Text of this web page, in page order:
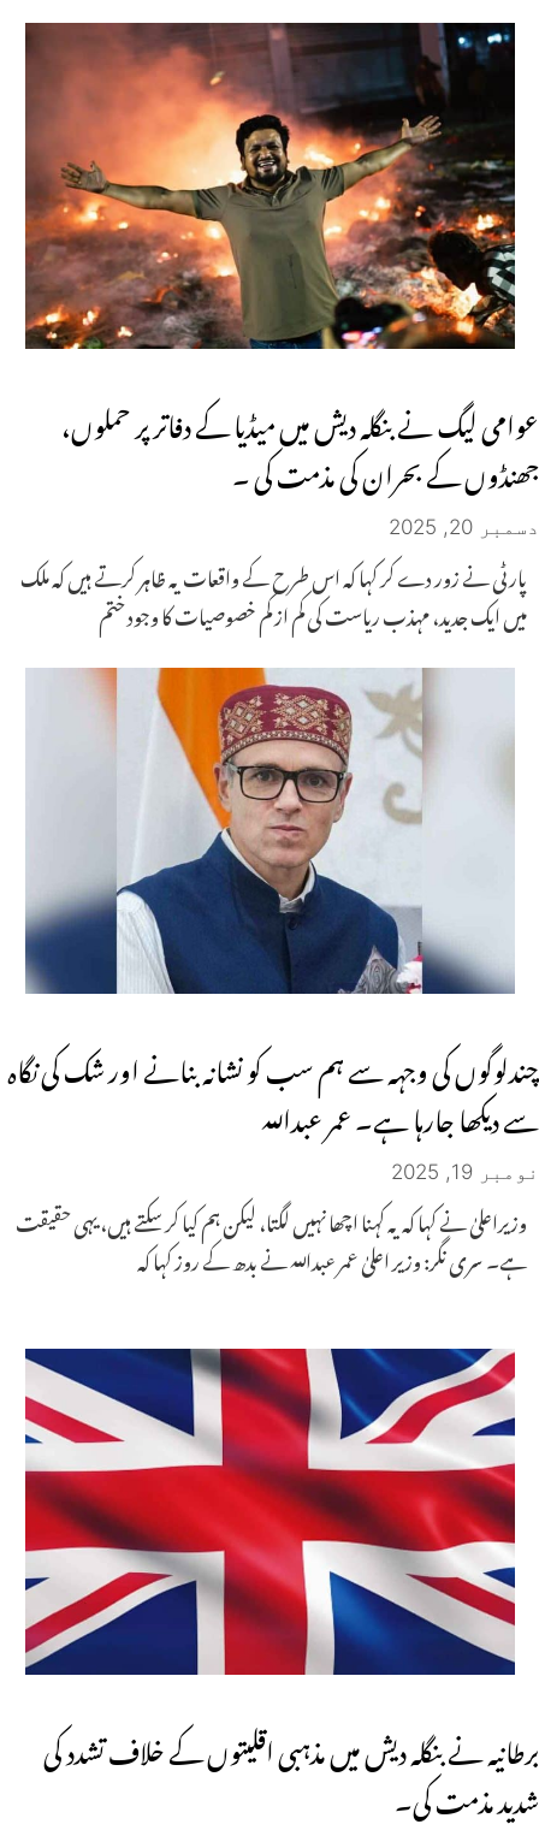
عوامی لیگ نے بنگلہ دیش میں میڈیا کے دفاتر پر حملوں،
جھنڈوں کے بحران کی مذمت کی ۔
دسمبر 20, 2025
پارٹی نے زور دے کر کہا کہ اس طرح کے واقعات یہ ظاہر کرتے ہیں کہ ملک
میں ایک جدید، مہذب ریاست کی کم از کم خصوصیات کا وجود ختم
چندلوگوں کی وجہہ سے ہم سب کو نشانہ بنانے اور شک کی نگاہ
سے دیکھا جارہا ہے۔ عمر عبداللہ
نومبر 19, 2025
وزیراعلیٰ نے کہا کہ یہ کہنا اچھا نہیں لگتا، لیکن ہم کیا کر سکتے ہیں، یہی حقیقت
ہے۔ سری نگر: وزیر اعلیٰ عمر عبداللہ نے بدھ کے روز کہا کہ
برطانیہ نے بنگلہ دیش میں مذہبی اقلیتوں کے خلاف تشدد کی
شدید مذمت کی۔